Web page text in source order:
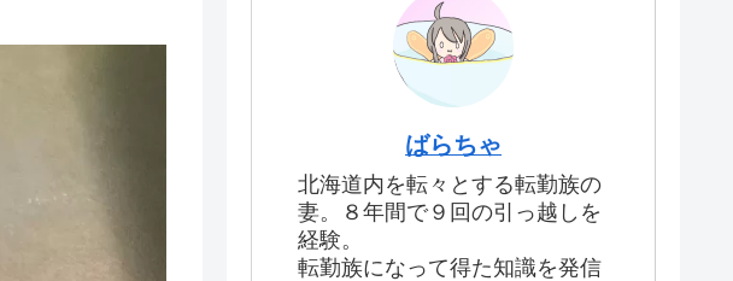
ばらちゃ
北海道内を転々とする転勤族の
妻。８年間で９回の引っ越しを
経験。
転勤族になって得た知識を発信